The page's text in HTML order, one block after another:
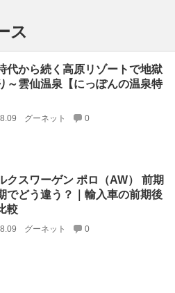
ス
代から続く高原リゾートで地獄
～雲仙温泉【にっぽんの温泉特
グーネット 0
クスワーゲン ポロ（AW） 前期
でどう違う？｜輸入車の前期後
較
グーネット 0